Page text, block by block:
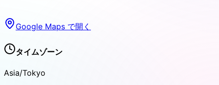
Google Maps で開く
タイムゾーン
Asia/Tokyo